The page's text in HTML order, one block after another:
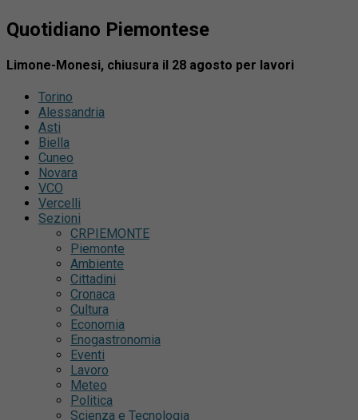
Quotidiano Piemontese
Limone-Monesi, chiusura il 28 agosto per lavori
Torino
Alessandria
Asti
Biella
Cuneo
Novara
VCO
Vercelli
Sezioni
CRPIEMONTE
Piemonte
Ambiente
Cittadini
Cronaca
Cultura
Economia
Enogastronomia
Eventi
Lavoro
Meteo
Politica
Scienza e Tecnologia